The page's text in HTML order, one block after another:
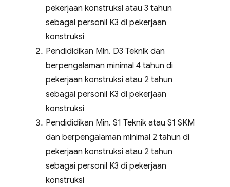
pekerjaan konstruksi atau 3 tahun
sebagai personil K3 di pekerjaan
konstruksi
Pendididikan Min. D3 Teknik dan
berpengalaman minimal 4 tahun di
pekerjaan konstruksi atau 2 tahun
sebagai personil K3 di pekerjaan
konstruksi
Pendididikan Min. S1 Teknik atau S1 SKM
dan berpengalaman minimal 2 tahun di
pekerjaan konstruksi atau 2 tahun
sebagai personil K3 di pekerjaan
konstruksi